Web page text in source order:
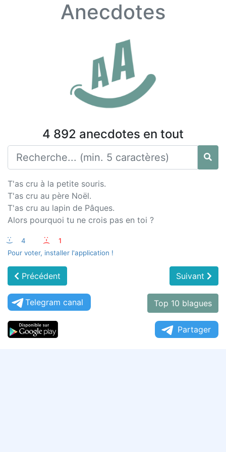
Anecdotes
4 892 anecdotes en tout
T'as cru à la petite souris.
T'as cru au père Noël.
T'as cru au lapin de Pâques.
Alors pourquoi tu ne crois pas en toi ?
:-) 4 :-(
1
Pour voter, installer l'application !
Précédent Suivant
Telegram canal Top 10 blagues
Partager